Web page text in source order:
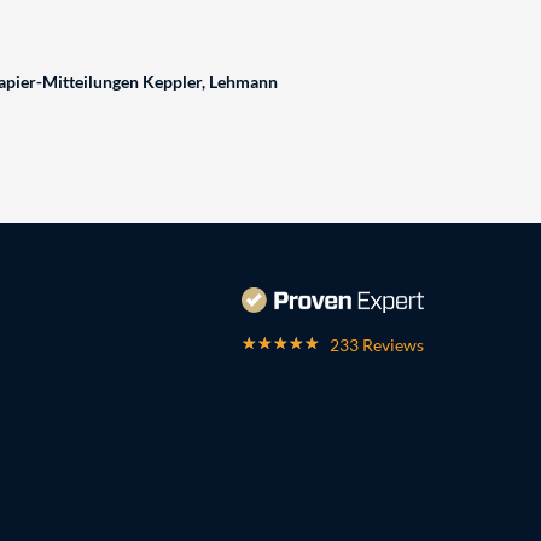
Mitteilungen Keppler, Lehmann
233 Reviews